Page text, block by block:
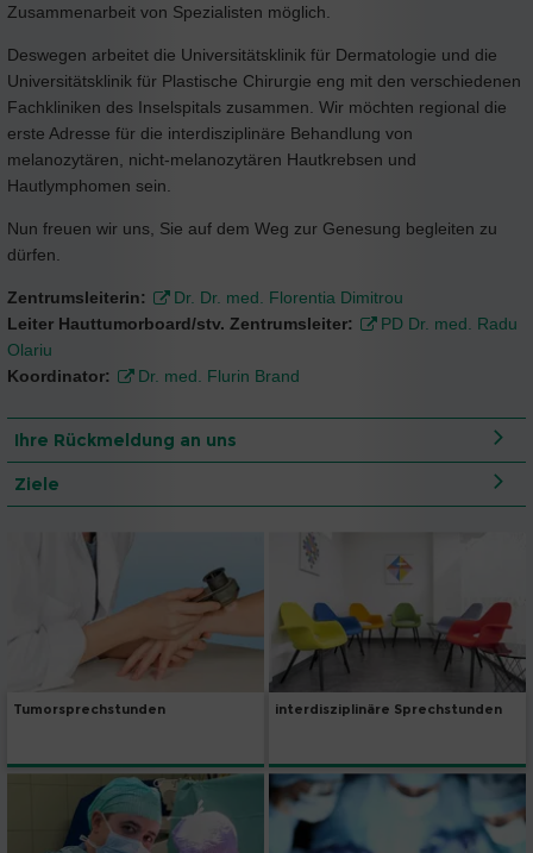
Zusammenarbeit von Spezialisten möglich.
Deswegen arbeitet die Universitätsklinik für Dermatologie und die
Universitätsklinik für Plastische Chirurgie eng mit den verschiedenen
Fachkliniken des Inselspitals zusammen. Wir möchten regional die
erste Adresse für die interdisziplinäre Behandlung von
melanozytären, nicht-melanozytären Hautkrebsen und
Hautlymphomen sein.
Nun freuen wir uns, Sie auf dem Weg zur Genesung begleiten zu
dürfen.
Zentrumsleiterin:
Dr. Dr. med. Florentia Dimitrou
Leiter Hauttumorboard/stv. Zentrumsleiter:
PD Dr. med. Radu
Olariu
Koordinator:
Dr. med. Flurin Brand
Ihre Rückmeldung an uns
Ziele
Tumorsprechstunden interdisziplinäre Sprechstunden